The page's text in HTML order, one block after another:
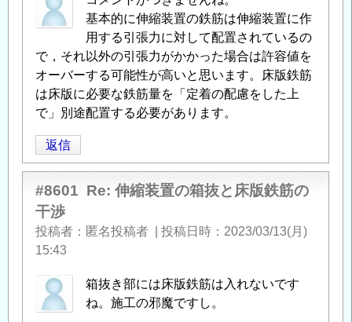
基本的に伸縮装置の鉄筋は伸縮装置に作
用する引張力に対して配置されているの
で，それ以外の引張力がかかった場合は許容値を
オーバーする可能性が高いと思います。床版鉄筋
は床版に必要な鉄筋量を「定着の配慮をした上
で」別途配置する必要があります。
返信
#8601 Re: 伸縮装置の箱抜と床版鉄筋の
干渉
投稿者 匿名投稿者 投稿日時
2023/03/13(月)
15:43
箱抜き部には床版鉄筋は入れないです
ね。施工の邪魔ですし。